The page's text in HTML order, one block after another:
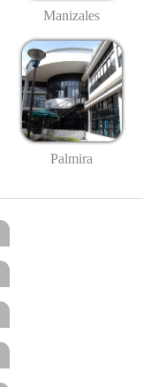
Manizales
Palmira